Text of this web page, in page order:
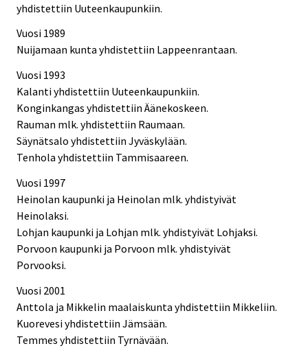
yhdistettiin Uuteenkaupunkiin.
Vuosi 1989
Nuijamaan kunta yhdistettiin Lappeenrantaan.
Vuosi 1993
Kalanti yhdistettiin Uuteenkaupunkiin.
Konginkangas yhdistettiin Äänekoskeen.
Rauman mlk. yhdistettiin Raumaan.
Säynätsalo yhdistettiin Jyväskylään.
Tenhola yhdistettiin Tammisaareen.
Vuosi 1997
Heinolan kaupunki ja Heinolan mlk. yhdistyivät
Heinolaksi.
Lohjan kaupunki ja Lohjan mlk. yhdistyivät Lohjaksi.
Porvoon kaupunki ja Porvoon mlk. yhdistyivät
Porvooksi.
Vuosi 2001
Anttola ja Mikkelin maalaiskunta yhdistettiin Mikkeliin.
Kuorevesi yhdistettiin Jämsään.
Temmes yhdistettiin Tyrnävään.